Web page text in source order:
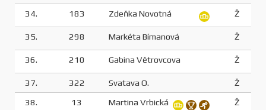
34. 183 Zdeňka Novotná Ž
35. 298 Markéta Bímanová Ž
36. 210 Gabina Větrovcova Ž
37. 322 Svatava O.
Ž
38.
13 Martina Vrbická Ž